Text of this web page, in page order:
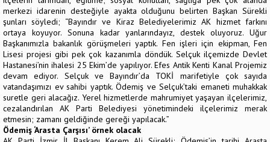
merkezi idarenin desteğiyle ayakta olduğunu belirten Başkan Sürekli
şunları söyledi; “Bayındır ve Kiraz Belediyelerimiz AK hizmet farkını
ortaya koyuyor. Sonuna kadar yanlarındayız, destek oluyoruz. Uğur
Başkanımızla bakanlık görüşmeleri yaptık. Fen işleri için ekipman, Fen
Lisesi projesi gibi pek çok kazanımla döndük. Selçuk ilçemizde Devlet
Hastanesi’nin ihalesi 25 Ekim’de yapılıyor. Efes Antik Kenti Kanal Projemiz
devam ediyor. Selçuk ve Bayındır’da TOKİ marifetiyle çok sayıda
vatandaşımızı ev sahibi yaptık. Ödemiş ve Selçuk’taki emaneti muhakkak
suretle geri alacağız. Yerel hizmetlerde mahrumiyet yaşayan ilçelerimiz,
cezalandırılan AK Parti Belediyesi yönetimindeki ilçelerimiz merak
etmesin; zamanı geldiğinde gereği yapılacak.”
Ödemiş ‘Arasta Çarşısı’ örnek olacak